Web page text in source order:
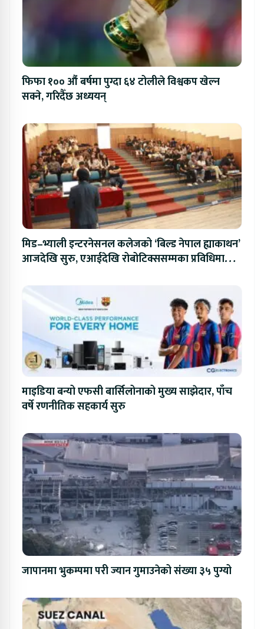
फिफा १०० औं बर्षमा पुग्दा ६४ टोलीले विश्वकप खेल्न
सक्ने, गरिदैँछ अध्ययन्
मिड–भ्याली इन्टरनेसनल कलेजको ‘बिल्ड नेपाल ह्याकाथन’
आजदेखि सुरु, एआईदेखि रोबोटिक्ससम्मका प्रविधिमा
माइडिया बन्यो एफसी बार्सिलोनाको मुख्य साझेदार, पाँच
वर्षे रणनीतिक सहकार्य सुरु
जापानमा भुकम्पमा परी ज्यान गुमाउनेको संख्या ३५ पुग्यो